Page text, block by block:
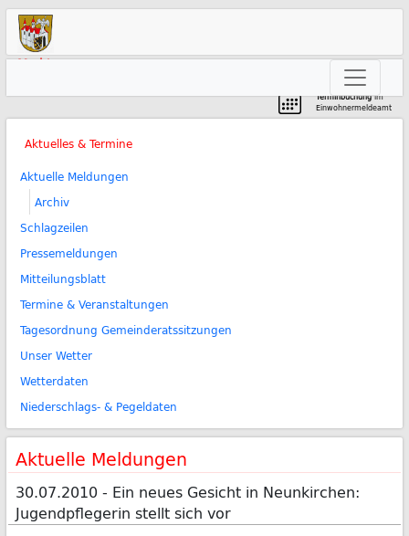
Markt
Terminbuchungim
Einwohnermeldeamt
Aktuelles & Termine
Aktuelle Meldungen
Archiv
Schlagzeilen
Pressemeldungen
Mitteilungsblatt
Termine & Veranstaltungen
Tagesordnung Gemeinderatssitzungen
Unser Wetter
Wetterdaten
Niederschlags- & Pegeldaten
Aktuelle Meldungen
30.07.2010 - Ein neues Gesicht in Neunkirchen:
Jugendpflegerin stellt sich vor